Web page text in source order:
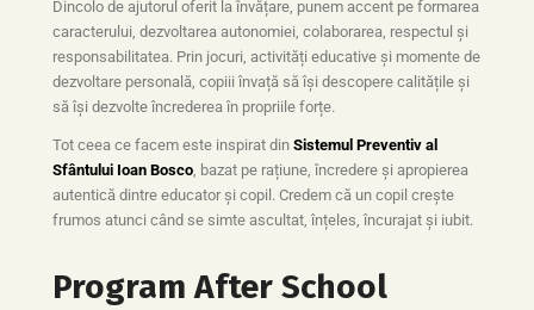
Dincolo de ajutorul oferit la învățare, punem accent pe formarea
caracterului, dezvoltarea autonomiei, colaborarea, respectul și
responsabilitatea. Prin jocuri, activități educative și momente de
dezvoltare personală, copiii învață să își descopere calitățile și
să își dezvolte încrederea în propriile forțe.
Tot ceea ce facem este inspirat din Sistemul Preventiv al
Sfântului Ioan Bosco, bazat pe rațiune, încredere și apropierea
autentică dintre educator și copil. Credem că un copil crește
frumos atunci când se simte ascultat, înțeles, încurajat și iubit.
Program After School